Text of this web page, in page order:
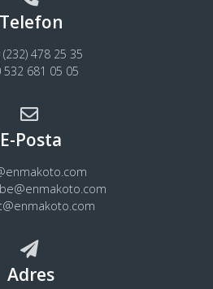
Telefon
478 25 35
532 681 05 05
E-Posta
Adres